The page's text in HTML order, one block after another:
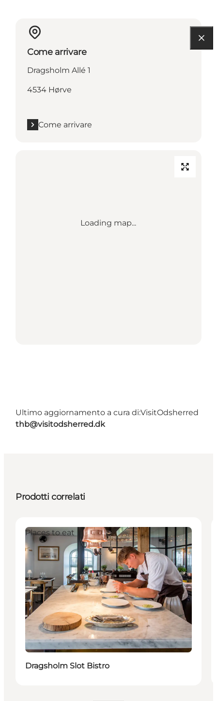
Come arrivare
Dragsholm Allé 1
4534 Hørve
Come arrivare
Loading map...
Ultimo aggiornamento a cura di:VisitOdsherred
thb@visitodsherred.dk
Prodotti correlati
Places to eat
Dragsholm Slot Bistro